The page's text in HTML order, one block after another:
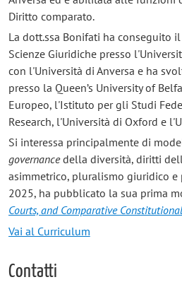
Diritto comparato.
La dott.ssa Bonifati ha conseguito
Scienze Giuridiche presso
con l'Università di Anversa e ha
presso la Queen’s University of
Europeo, l'Istituto per gli Studi
Research, l'Università di Oxford e
Si interessa principalmente di
governancedella diversità, diritti
asimmetrico, pluralismo giuridico
2025, ha pubblicato la sua prima
Courts, and Comparative
Vai al Curriculum
Contatti